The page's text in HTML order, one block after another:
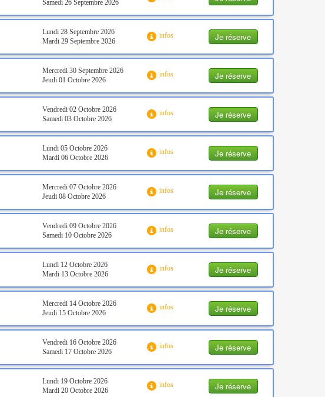
Samedi 26 Septembre 2026
Je réserve
Lundi 28 Septembre 2026
Mardi 29 Septembre 2026
infos
Je réserve
Mercredi 30 Septembre 2026
Jeudi 01 Octobre 2026
infos
Je réserve
Vendredi 02 Octobre 2026
Samedi 03 Octobre 2026
infos
Je réserve
Lundi 05 Octobre 2026
Mardi 06 Octobre 2026
infos
Je réserve
Mercredi 07 Octobre 2026
Jeudi 08 Octobre 2026
infos
Je réserve
Vendredi 09 Octobre 2026
Samedi 10 Octobre 2026
infos
Je réserve
Lundi 12 Octobre 2026
Mardi 13 Octobre 2026
infos
Je réserve
Mercredi 14 Octobre 2026
Jeudi 15 Octobre 2026
infos
Je réserve
Vendredi 16 Octobre 2026
Samedi 17 Octobre 2026
infos
Je réserve
Lundi 19 Octobre 2026
Mardi 20 Octobre 2026
infos